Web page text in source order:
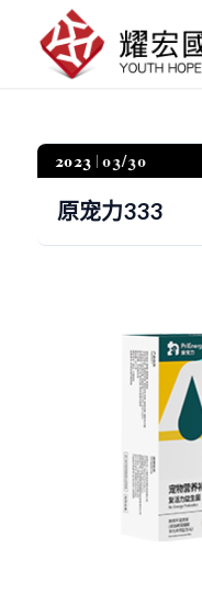
2023 03/30
原宠力333